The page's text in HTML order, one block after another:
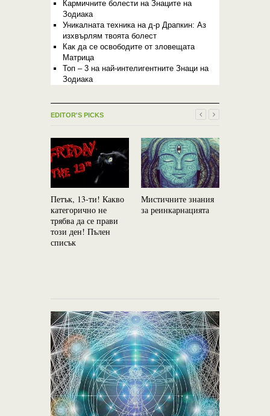
Кармичните болести на Знаците на
Зодиака
Уникалната техника на д-р Драпкин: Аз
изхвърлям твоята болест
Как да се освободите от зловещата
Матрица
Топ – 3 на най-интелигентните Знаци на
Зодиака
EDITOR'S PICKS
Петък, 13-ти! Какво
категорично не
трябва да се прави
този ден! Пълен
списък
Мистичните знания
за реинкарнацията